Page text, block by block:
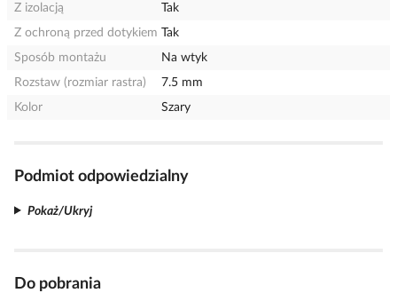
Z izolacją
Tak
Z ochroną przed dotykiem Tak
Sposób montażu
Na wtyk
Rozstaw (rozmiar rastra)
7.5 mm
Kolor
Szary
Podmiot odpowiedzialny
Pokaż/Ukryj
Do pobrania